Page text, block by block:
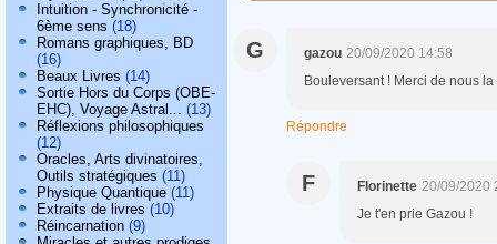
Intuition - Synchronicité -
6ème sens (18)
Romans graphiques, BD
(16)
Beaux Livres (14)
Sortie Hors du Corps (OBE-
EHC), Voyage Astral... (13)
Réflexions philosophiques
(12)
Oracles, Arts divinatoires,
Outils stratégiques (11)
Physique Quantique (11)
Extraits de livres (10)
Réincarnation (9)
G gazou 20/09/2020 14:58
Bouleversant ! Merci de nous
Répondre
F Florinette 20/09/2020
Je t'en prie Gazou !